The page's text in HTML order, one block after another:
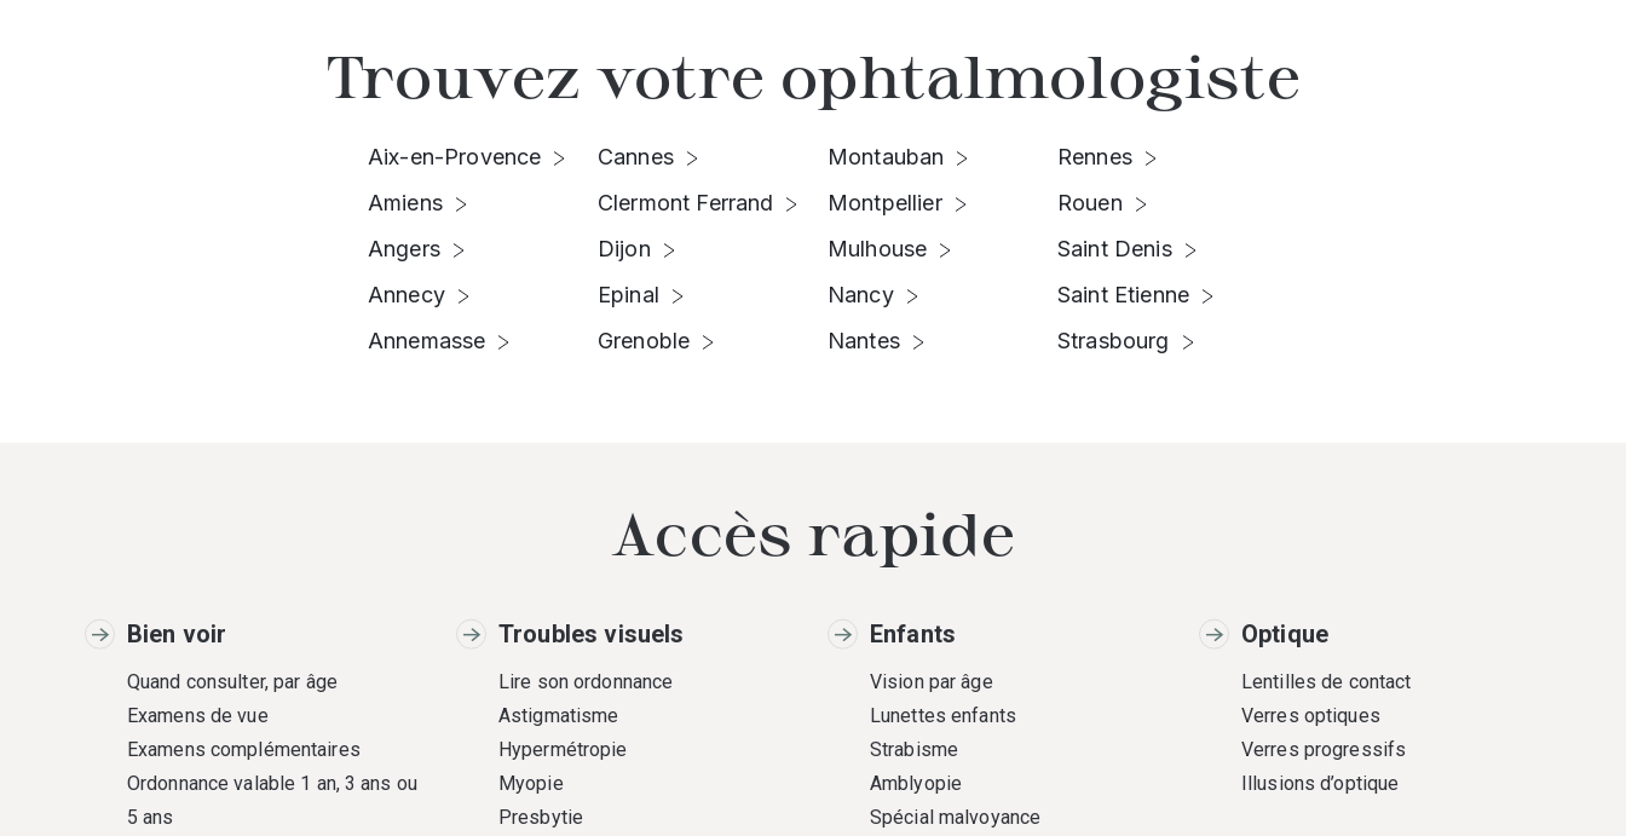
Trouvez votre ophtalmologiste
Aix-en-Provence
Amiens
Angers
Annecy
Annemasse
Cannes
Clermont Ferrand
Dijon
Epinal
Grenoble
Montauban
Montpellier
Mulhouse
Nancy
Nantes
Rennes
Rouen
Saint Denis
Saint Etienne
Strasbourg
Accès rapide
Bien voir
Quand consulter, par âge
Examens de vue
Examens complémentaires
Ordonnance valable 1 an, 3 ans ou
5 ans
Troubles visuels
Lire son ordonnance
Astigmatisme
Hypermétropie
Myopie
Presbytie
Enfants
Vision par âge
Lunettes enfants
Strabisme
Amblyopie
Spécial malvoyance
Optique
Lentilles de contact
Verres optiques
Verres progressifs
Illusions d’optique